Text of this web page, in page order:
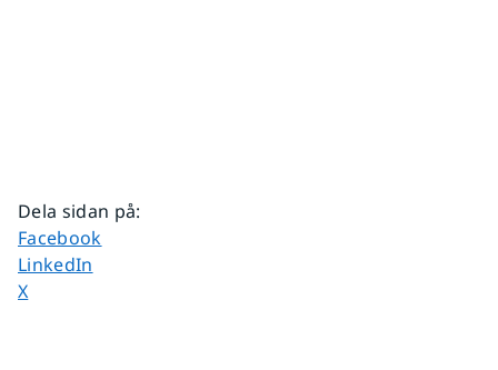
Dela sidan på:
Dela sidan på
Facebook
Dela sidan på
LinkedIn
Dela sidan på
X